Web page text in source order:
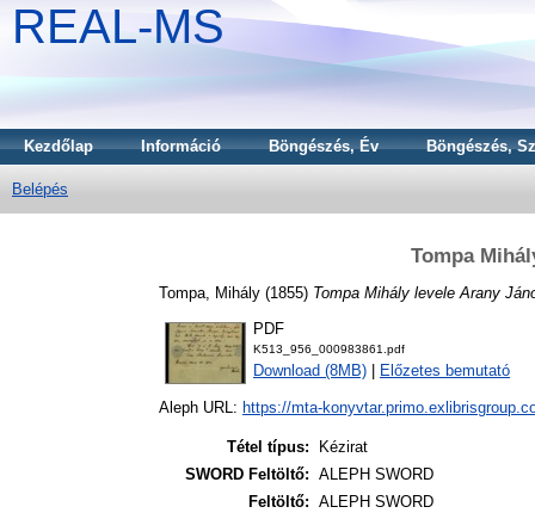
REAL-MS
Kezdőlap Információ Böngészés, Év Böngészés,
Belépés
Tompa
Tompa, Mihály (1855) Tompa Mihály levele Arany
PDF
K513_956_000983861.pdf
Download (8MB) Előzetes bemutató
Aleph URL: https://mta-
Tétel típus:
Kézirat
SWORD Feltöltő: ALEPH SWORD
Feltöltő: ALEPH SWORD